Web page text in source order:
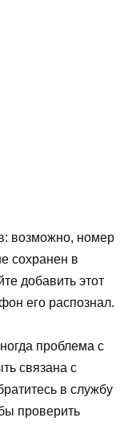
возможно, номер
сохранен в
добавить этот
его распознал.
проблема с
связана с
в службу
проверить